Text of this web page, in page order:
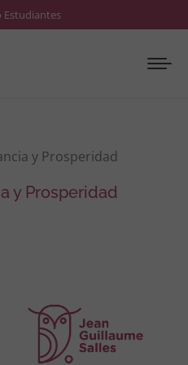
Estudiantes
y Prosperidad
y Prosperidad